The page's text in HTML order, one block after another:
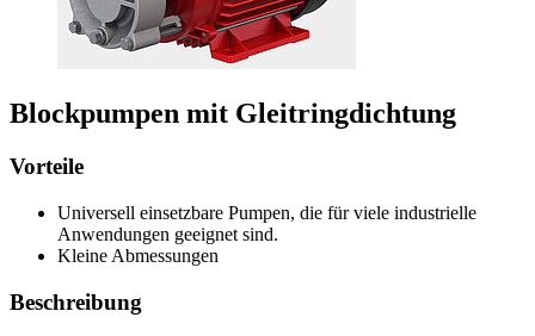
Blockpumpen mit Gleitringdichtung
Vorteile
Universell einsetzbare Pumpen, die für viele industrielle
Anwendungen geeignet sind.
Kleine Abmessungen
Beschreibung